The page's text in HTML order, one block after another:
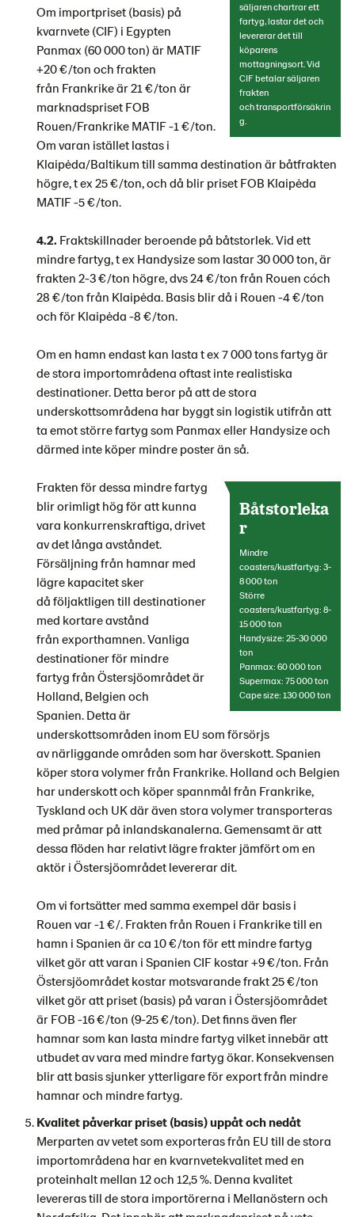
säljaren chartrar ett
fartyg, lastar det och
levererar det till
köparens
mottagningsort. Vid
CIF betalar säljaren
frakten
och transportförsäkrin
g.
Om importpriset (basis) på
kvarnvete (CIF) i Egypten
Panmax (60 000 ton) är MATIF
+20 €/ton och frakten
från Frankrike är 21 €/ton är
marknadspriset FOB
Rouen/Frankrike MATIF -1 €/ton.
Om varan istället lastas i
Klaipėda/Baltikum till samma destination är båtfrakten
högre, t ex 25 €/ton, och då blir priset FOB Klaipėda
MATIF -5 €/ton.
4.2. Fraktskillnader beroende på båtstorlek. Vid ett
mindre fartyg, t ex Handysize som lastar 30 000 ton, är
frakten 2-3 €/ton högre, dvs 24 €/ton från Rouen cóch
28 €/ton från Klaipėda. Basis blir då i Rouen -4 €/ton
och för Klaipėda -8 €/ton.
Om en hamn endast kan lasta t ex 7 000 tons fartyg är
de stora importområdena oftast inte realistiska
destinationer. Detta beror på att de stora
underskottsområdena har byggt sin logistik utifrån att
ta emot större fartyg som Panmax eller Handysize och
därmed inte köper mindre poster än så.
Båtstorleka
r
Mindre
coasters/kustfartyg: 3-
8 000 ton
Större
coasters/kustfartyg: 8-
15 000 ton
Handysize: 25-30 000
ton
Panmax: 60 000 ton
Supermax: 75 000 ton
Cape size: 130 000 ton
Frakten för dessa mindre fartyg
blir orimligt hög för att kunna
vara konkurrenskraftiga, drivet
av det långa avståndet.
Försäljning från hamnar med
lägre kapacitet sker
då följaktligen till destinationer
med kortare avstånd
från exporthamnen. Vanliga
destinationer för mindre
fartyg från Östersjöområdet är
Holland, Belgien och
Spanien. Detta är
underskottsområden inom EU som försörjs
av närliggande områden som har överskott. Spanien
köper stora volymer från Frankrike. Holland och Belgien
har underskott och köper spannmål från Frankrike,
Tyskland och UK där även stora volymer transporteras
med pråmar på inlandskanalerna. Gemensamt är att
dessa flöden har relativt lägre frakter jämfört om en
aktör i Östersjöområdet levererar dit.
Om vi fortsätter med samma exempel där basis i
Rouen var -1 €/. Frakten från Rouen i Frankrike till en
hamn i Spanien är ca 10 €/ton för ett mindre fartyg
vilket gör att varan i Spanien CIF kostar +9 €/ton. Från
Östersjöområdet kostar motsvarande frakt 25 €/ton
vilket gör att priset (basis) på varan i Östersjöområdet
är FOB -16 €/ton (9-25 €/ton). Det finns även fler
hamnar som kan lasta mindre fartyg vilket innebär att
utbudet av vara med mindre fartyg ökar. Konsekvensen
blir att basis sjunker ytterligare för export från mindre
hamnar och mindre fartyg.
Kvalitet påverkar priset (basis) uppåt och nedåt
Merparten av vetet som exporteras från EU till de stora
importområdena har en kvarnvetekvalitet med en
proteinhalt mellan 12 och 12,5 %. Denna kvalitet
levereras till de stora importörerna i Mellanöstern och